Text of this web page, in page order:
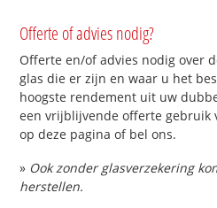
Offerte of advies nodig?
Offerte en/of advies nodig over
glas die er zijn en waar u het
hoogste rendement uit uw
een vrijblijvende offerte gebruik
op deze pagina of bel ons.
» Ook zonder glasverzekering
herstellen.